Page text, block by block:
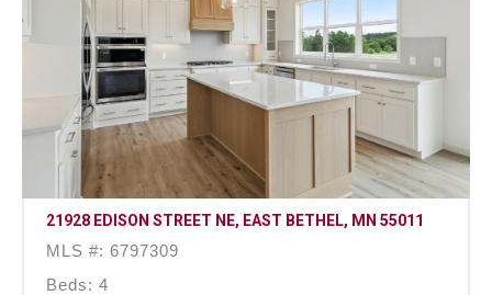
21928 EDISON STREET NE, EAST BETHEL, MN 55011
MLS #: 6797309
Beds: 4